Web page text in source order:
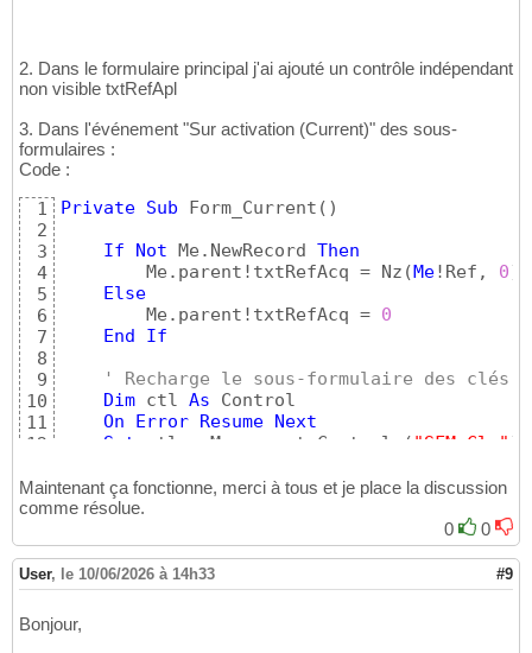
2. Dans le formulaire principal j'ai ajouté un contrôle indépendant
non visible txtRefApl
3. Dans l'événement "Sur activation (Current)" des sous-
formulaires :
Code :
1
2
3
4
5
6
7
8
9
10
11
12
14
15
17
Private Sub Form_Current ( )
If
Not Me.NewRecord Then
        Me.parent!txtRefAcq = Nz
( Me!Ref, 0)
Else
        Me.parent!txtRefAcq =
0
End
If
' Recharge le sous-formulaire des clés
Dim ctl As Control
On
Error Resume
Next
Set
ctl = Me.parent.Controls ( "SFM_Cle" )
        ctl.Form.Requery
End
End Sub
Maintenant ça fonctionne, merci à tous et je place la discussion
comme résolue.
0
0
User, le 10/06/2026 à 14h33 #9
Bonjour,